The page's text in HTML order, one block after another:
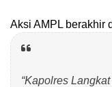
Aksi AMPL berakhir
“Kapolres